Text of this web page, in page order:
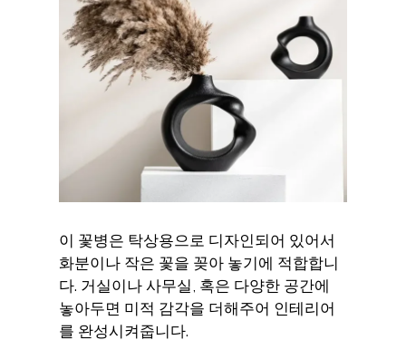
이 꽃병은 탁상용으로 디자인되어 있어서
화분이나 작은 꽃을 꽂아 놓기에 적합합니
다. 거실이나 사무실, 혹은 다양한 공간에
놓아두면 미적 감각을 더해주어 인테리어
를 완성시켜줍니다.